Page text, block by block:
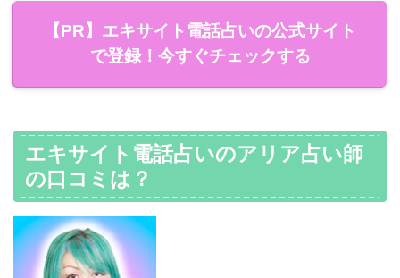
【PR】エキサイト電話占いの公式サイト
で登録！今すぐチェックする
エキサイト電話占いのアリア占い師
の口コミは？